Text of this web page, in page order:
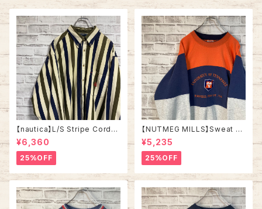
【nautica】L/S Stripe Cordur
oy Shirt L 90s ノーティカ スト
ライプ コーデュロイ シャツ ボタ
ンダウン 長袖 ワンポイントロゴ
刺繍ロゴ 旧タグ USA アメリカ
古着
¥6,360
25%OFF
【NUTMEG MILLS】Sweat XL
Made in USA 90s “UNIVER
SITY OF TENNESSEE” vinta
ge ナツメグミルズ カレッジモノ
カレッジロゴ テネシー大学 スウ
ェット トレーナー ヴィンテージ
アメリカ USA 古着
¥5,235
25%OFF